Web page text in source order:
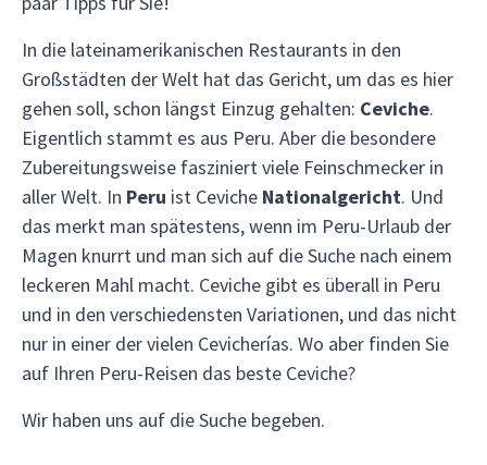
In die lateinamerikanischen Restaurants in den
Großstädten der Welt hat das Gericht, um das es hier
gehen soll, schon längst Einzug gehalten: Ceviche.
Eigentlich stammt es aus Peru. Aber die besondere
Zubereitungsweise fasziniert viele Feinschmecker in
aller Welt. In Peru ist Ceviche Nationalgericht. Und
das merkt man spätestens, wenn im Peru-Urlaub der
Magen knurrt und man sich auf die Suche nach einem
leckeren Mahl macht. Ceviche gibt es überall in Peru
und in den verschiedensten Variationen, und das nicht
nur in einer der vielen Cevicherías. Wo aber finden Sie
auf Ihren Peru-Reisen das beste Ceviche?
Wir haben uns auf die Suche begeben.